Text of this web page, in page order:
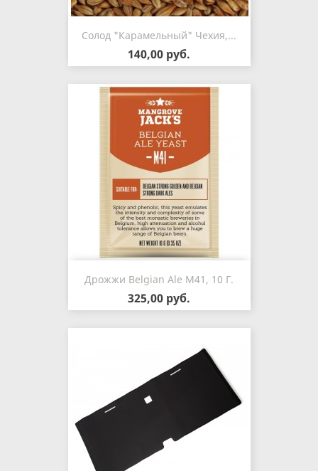
Солод "Карамельный" Чехия,...
140,00 руб.
Дрожжи Belgian Ale M41, 10 Г.
325,00 руб.